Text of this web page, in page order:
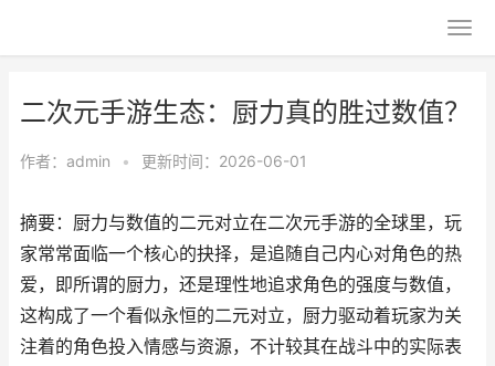
二次元手游生态：厨力真的胜过数值？
作者： admin • 更新时间：2026-06-01
摘要：厨力与数值的二元对立在二次元手游的全球里，玩
家常常面临一个核心的抉择，是追随自己内心对角色的热
爱，即所谓的厨力，还是理性地追求角色的强度与数值，
这构成了一个看似永恒的二元对立，厨力驱动着玩家为关
注着的角色投入情感与资源，不计较其在战斗中的实际表